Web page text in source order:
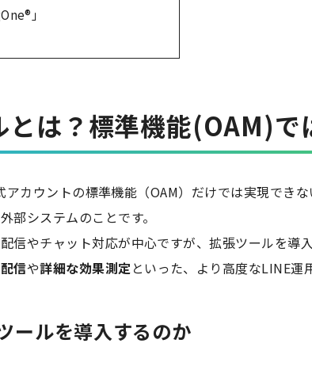
」
は？標準機能(OAM)で
カウントの標準機能（OAM）だけでは実現でき
部システムのことです。
信やチャット対応が中心ですが、拡張ツールを導入
信や詳細な効果測定 といった、より高度なLINE運
ールを導入するのか